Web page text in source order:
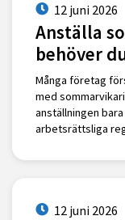
12 juni 2026
Anställa
behöver
Många företag
med
anställningen
arbetsrättsliga
12 juni 2026